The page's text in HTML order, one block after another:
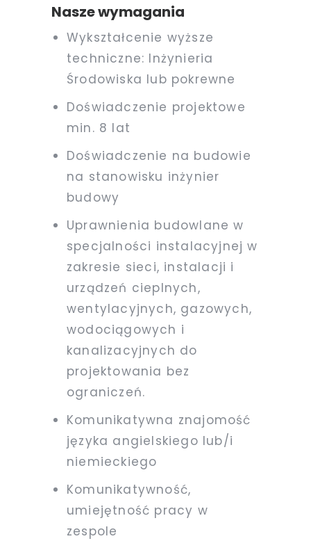
Nasze wymagania
Wykształcenie wyższe
techniczne: Inżynieria
Środowiska lub pokrewne
Doświadczenie projektowe
min. 8 lat
Doświadczenie na budowie
na stanowisku inżynier
budowy
Uprawnienia budowlane w
specjalności instalacyjnej w
zakresie sieci, instalacji i
urządzeń cieplnych,
wentylacyjnych, gazowych,
wodociągowych i
kanalizacyjnych do
projektowania bez
ograniczeń.
Komunikatywna znajomość
języka angielskiego lub/i
niemieckiego
Komunikatywność,
umiejętność pracy w
zespole